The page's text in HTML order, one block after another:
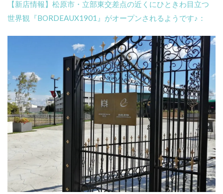
【新店情報】松原市・立部東交差点の近くにひときわ目立つ
世界観『BORDEAUX1901』がオープンされるようです♪：